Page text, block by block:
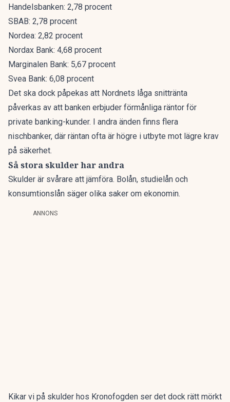
Handelsbanken: 2,78 procent
SBAB: 2,78 procent
Nordea: 2,82 procent
Nordax Bank: 4,68 procent
Marginalen Bank: 5,67 procent
Svea Bank: 6,08 procent
Det ska dock påpekas att Nordnets låga snittränta
påverkas av att banken erbjuder förmånliga räntor för
private banking-kunder. I andra änden finns flera
nischbanker, där räntan ofta är högre i utbyte mot lägre krav
på säkerhet.
Så stora skulder har andra
Skulder är svårare att jämföra. Bolån, studielån och
konsumtionslån säger olika saker om ekonomin.
ANNONS
Kikar vi på skulder hos Kronofogden ser det dock rätt mörkt